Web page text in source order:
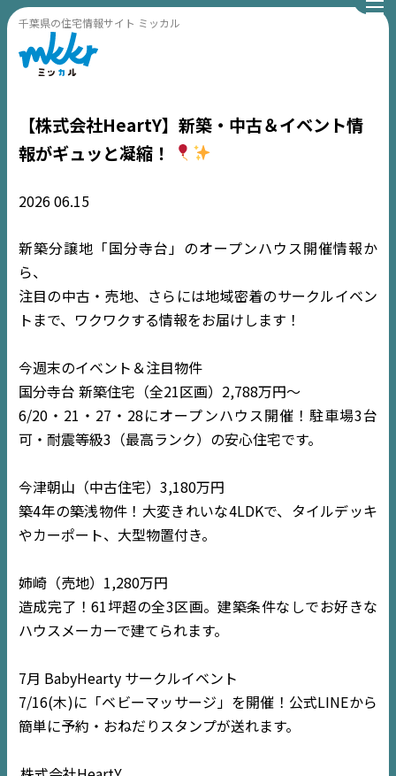
千葉県の住宅情報サイト ミッカル
NEWS
【株式会社HeartY】新築・中古＆イベント情
報がギュッと凝縮！
202606.15
新築分譲地「国分寺台」のオープンハウス開催情報か
ら、
注目の中古・売地、さらには地域密着のサークルイベン
トまで、ワクワクする情報をお届けします！
今週末のイベント＆注目物件
国分寺台 新築住宅（全21区画）2,788万円〜
6/20・21・27・28にオープンハウス開催！駐車場3台
可・耐震等級3（最高ランク）の安心住宅です。
今津朝山（中古住宅）3,180万円
築4年の築浅物件！大変きれいな4LDKで、タイルデッキ
やカーポート、大型物置付き。
姉崎（売地）1,280万円
造成完了！61坪超の全3区画。建築条件なしでお好きな
ハウスメーカーで建てられます。
7月 BabyHearty サークルイベント
7/16(木)に「ベビーマッサージ」を開催！公式LINEから
簡単に予約・おねだりスタンプが送れます。